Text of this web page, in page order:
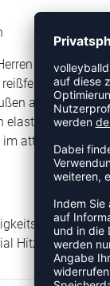
ist ein
abgeleitet.
attraktiven